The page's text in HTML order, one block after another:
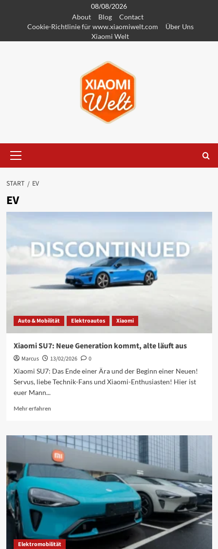
springen
08/08/2026
About
Blog
Contact
Cookie-Richtlinie für www.xiaomiwelt.com
Über Uns
Xiaomi Welt
Menü
START EV
EV
Auto & Mobilität Elektroautos Xiaomi
Xiaomi SU7: Neue Generation kommt, alte läuft aus
Marcus 13/02/2026
0
Xiaomi SU7: Das Ende einer Ära und der Beginn einer Neuen!
Servus, liebe Technik-Fans und Xiaomi-Enthusiasten! Hier ist
euer Mann...
Mehr erfahrenMehr
Xiaomi
SU7:
Neue
Generation
alte
läuft
aus
Elektromobilität